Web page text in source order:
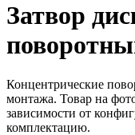
Затвор
Концентрические
монтажа. Товар на
зависимости от
комплектацию.